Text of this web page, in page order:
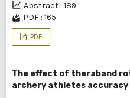
Abstract : 189
PDF : 165
PDF
The effect of theraband
archery athletes accuracy